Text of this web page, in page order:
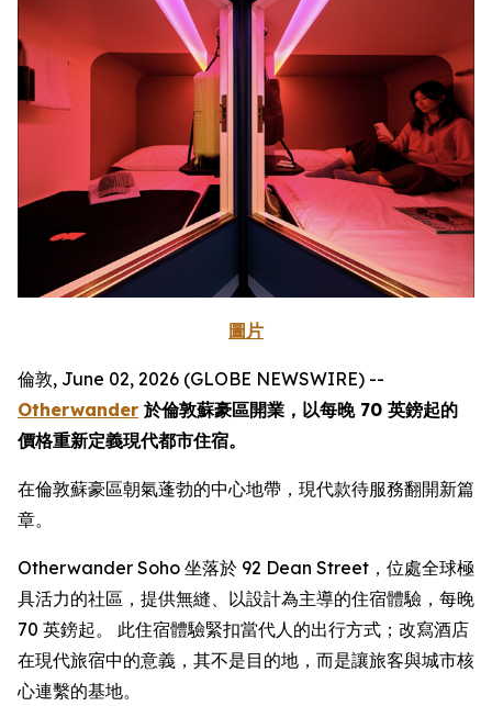
圖片
倫敦, June 02, 2026 (GLOBE NEWSWIRE) --
Otherwander 於倫敦蘇豪區開業，以每晚 70 英鎊起的
價格重新定義現代都市住宿。
在倫敦蘇豪區朝氣蓬勃的中心地帶，現代款待服務翻開新篇
章。
Otherwander Soho 坐落於 92 Dean Street，位處全球極
具活力的社區，提供無縫、以設計為主導的住宿體驗，每晚
70 英鎊起。 此住宿體驗緊扣當代人的出行方式；改寫酒店
在現代旅宿中的意義，其不是目的地，而是讓旅客與城市核
心連繫的基地。